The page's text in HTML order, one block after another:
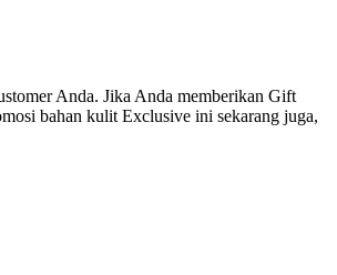
Anda. Jika Anda memberikan Gift
bahan kulit Exclusive ini sekarang juga,